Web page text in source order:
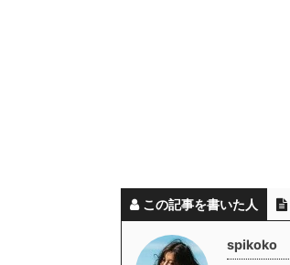
この記事を書いた人
spikoko